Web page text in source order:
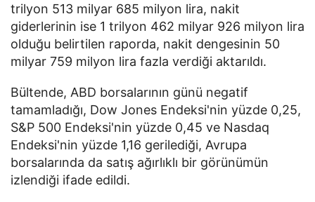
trilyon 513 milyar 685 milyon lira, nakit
giderlerinin ise 1 trilyon 462 milyar 926 milyon lira
olduğu belirtilen raporda, nakit dengesinin 50
milyar 759 milyon lira fazla verdiği aktarıldı.
Bültende, ABD borsalarının günü negatif
tamamladığı, Dow Jones Endeksi'nin yüzde 0,25,
S&P 500 Endeksi'nin yüzde 0,45 ve Nasdaq
Endeksi'nin yüzde 1,16 gerilediği, Avrupa
borsalarında da satış ağırlıklı bir görünümün
izlendiği ifade edildi.